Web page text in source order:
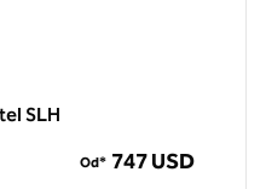
SLH
Od* 747 USD